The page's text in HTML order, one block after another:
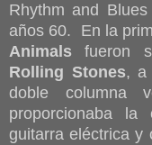
Rhythm and
años 60. En la
Animals fueron
Rolling Stones, a
doble columna
proporcionaba
guitarra eléctrica